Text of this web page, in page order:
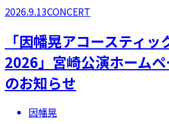
2026.9.13CONCERT
「因幡晃アコースティッ
2026」宮崎公演ホーム
のお知らせ
因幡晃